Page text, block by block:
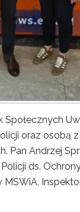
Społecznych
oraz osobą
Andrzej
ds.